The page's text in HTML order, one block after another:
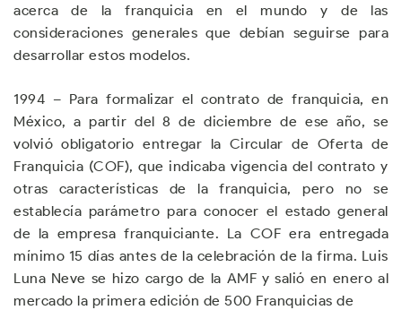
acerca de la franquicia en el mundo y de las
consideraciones generales que debían seguirse para
desarrollar estos modelos.
1994 – Para formalizar el contrato de franquicia, en
México, a partir del 8 de diciembre de ese año, se
volvió obligatorio entregar la Circular de Oferta de
Franquicia (COF), que indicaba vigencia del contrato y
otras características de la franquicia, pero no se
establecía parámetro para conocer el estado general
de la empresa franquiciante. La COF era entregada
mínimo 15 días antes de la celebración de la firma. Luis
Luna Neve se hizo cargo de la AMF y salió en enero al
mercado la primera edición de 500 Franquicias de